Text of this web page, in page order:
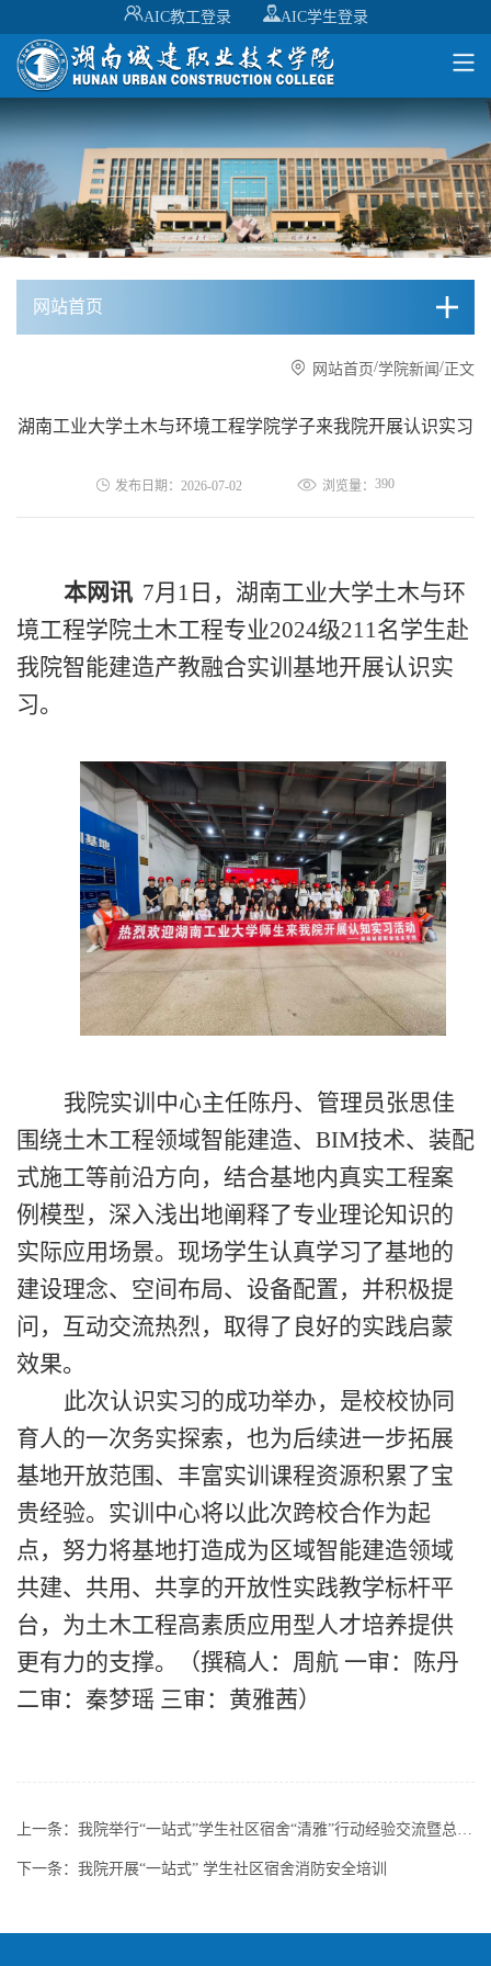
AIC教工登录 AIC学生登录
网站首页
网站首页/学院新闻 /正文
湖南工业大学土木与环境工程学院学子来我院开展认识实习
发布日期：2026-07-02 浏览量： 390
本网讯 7月1日，湖南工业大学土木与环
境工程学院土木工程专业2024级211名学生赴
我院智能建造产教融合实训 基地开展认识实
习。
我院实训中心主任陈丹、管理员张思佳
围绕土木工程领域智能建造、 BIM技术、装配
式施工等前沿方向，结合基地内真实工程案
例模型，深入浅出地阐释了专业理论知识的
实际应用场景。现场学生认真学习了基地的
建设理念、空间布局、设备配置，并积极提
问，互动交流热烈，取得了良好的实践启蒙
效果。
此次认识实习的成功举办，是校校协同
育人的一次务实探索，也为后续进一步拓展
基地开放范围、丰富实训课程资源积累了宝
贵经验。实训中心将以此次跨校合作为起
点，努力将基地打造成为区域智能建造领域
共建、共用、共享的开放性实践教学标杆平
台，为土木工程高素质应用型人才培养提供
更有力的支撑。
（撰稿人：周航 一审：陈丹
二审：秦梦瑶 三审：黄雅茜）
上一条： 我院举行“一站式”学生社区宿舍“清雅”行动经验交流暨总结表彰大会
下一条： 我院开展“一站式” 学生社区宿舍消防安全培训